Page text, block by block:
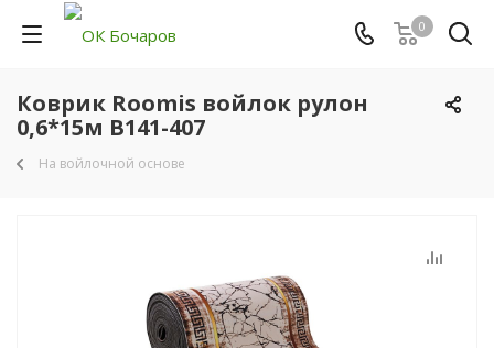
0
Коврик Roomis войлок рулон
0,6*15м B141-407
На войлочной основе